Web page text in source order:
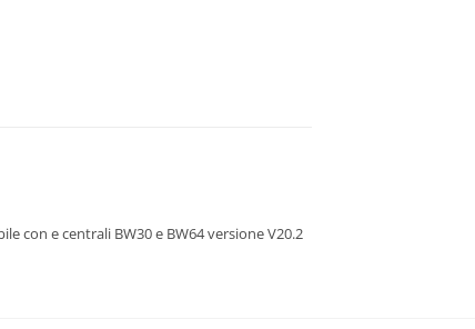
con e centrali BW30 e BW64 versione V20.2